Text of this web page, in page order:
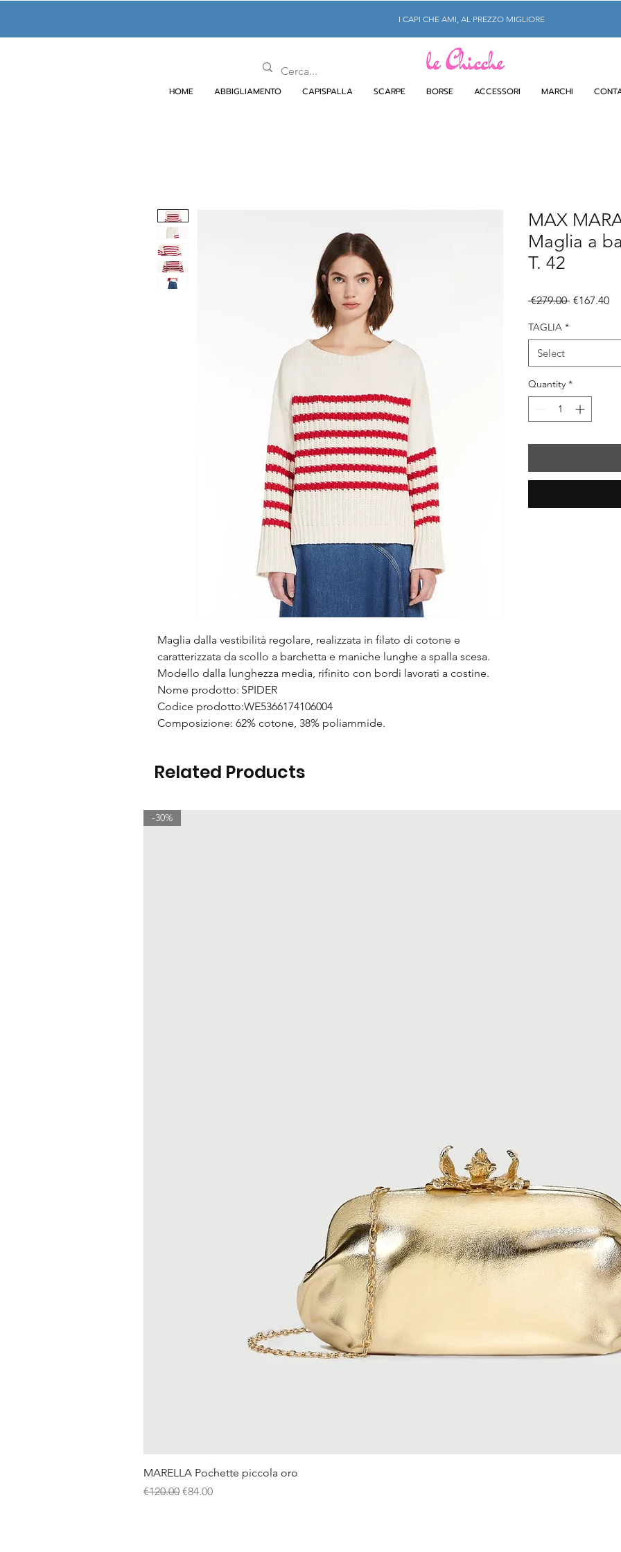
I CAPI CHE AMI, AL PREZZO MIGLIORE
HOME ABBIGLIAMENTO CAPISPALLA SCARPE BORSE ACCESSORI MARCHI
Maglia dalla vestibilità regolare, realizzata in filato di cotone e
caratterizzata da scollo a barchetta e maniche lunghe a spalla scesa.
Modello dalla lunghezza media, rifinito con bordi lavorati a costine.
Nome prodotto: SPIDER
Codice prodotto:WE5366174106004
Composizione: 62% cotone, 38% poliammide.
MAX
Maglia a
T. 42
€279.00 Regular
€167.40
TAGLIA *
Select
Quantity *
Related Products
-30%
MARELLA Pochette piccola oro
Regular Price
€120.00 Sale Price
€84.00